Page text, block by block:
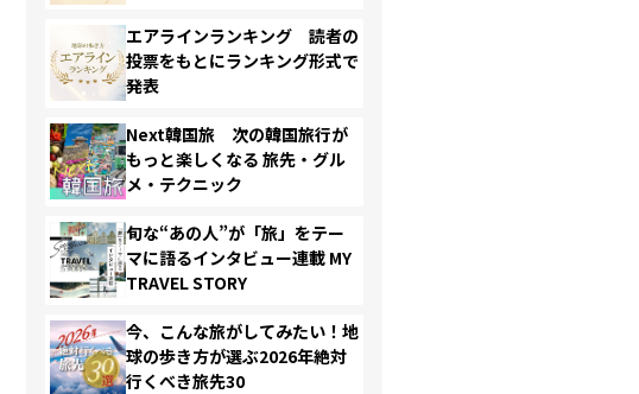
エアラインランキング 読者の
投票をもとにランキング形式で
発表
Next韓国旅 次の韓国旅行が
もっと楽しくなる 旅先・グル
メ・テクニック
旬な“あの人”が「旅」をテー
マに語るインタビュー連載 MY
TRAVEL STORY
今、こんな旅がしてみたい！地
球の歩き方が選ぶ2026年絶対
行くべき旅先30